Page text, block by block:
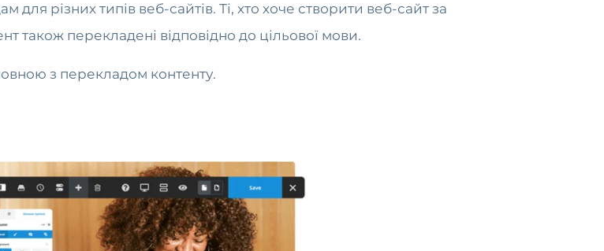
різних типів веб-сайтів. Ті, хто хоче створити веб-сайт за
також перекладені відповідно до цільової мови.
з перекладом контенту.